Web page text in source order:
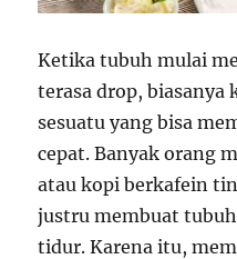
Ketika tubuh mulai
terasa drop, biasanya
sesuatu yang bisa
cepat. Banyak orang
atau kopi berkafein
justru membuat
tidur. Karena itu,